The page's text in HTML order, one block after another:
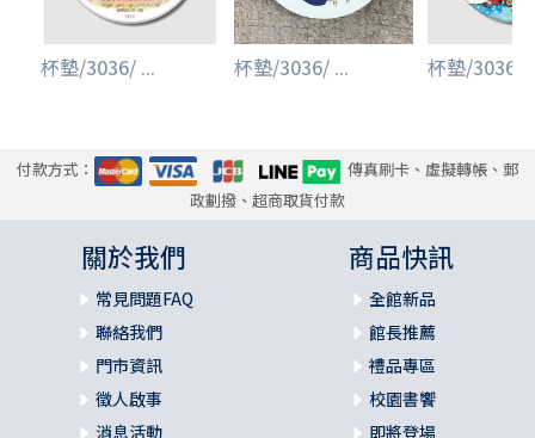
杯墊/3036/ ... 杯墊/3036/ ... 杯墊/3036/
付款方式：
傳真刷卡、虛擬轉帳、郵
政劃撥、超商取貨付款
關於我們
常見問題FAQ
聯絡我們
門市資訊
徵人啟事
消息活動
商品快訊
全館新品
館長推薦
禮品專區
校園書饗
即將登場